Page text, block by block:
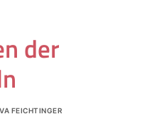
der
FEICHTINGER